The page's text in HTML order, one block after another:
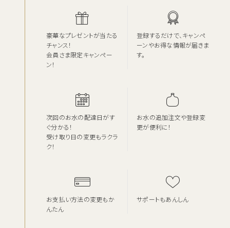
豪華なプレゼントが当たる
チャンス！
会員さま限定キャンペー
ン！
登録するだけで、キャンペ
ーンやお得な情報が届きま
す。
次回のお水の配達日がす
ぐ分かる！
受け取り日の変更もラクラ
ク！
お水の追加注文や登録変
更が便利に！
お支払い方法の変更もか
んたん
サポートもあんしん